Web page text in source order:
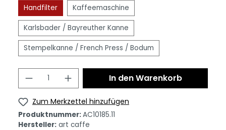
Handfilter Kaffeemaschine
Karlsbader / Bayreuther Kanne
Stempelkanne / French Press / Bodum
In den Warenkorb
Zum Merkzettel hinzufügen
Produktnummer:AC10185.11
Hersteller: art caffe